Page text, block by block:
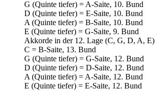
G (Quinte tiefer) = A-Saite, 10. Bund
D (Quinte tiefer) = E-Saite, 10. Bund
A (Quinte tiefer) = B-Saite, 10. Bund
E (Quinte tiefer) = G-Saite, 9. Bund
Akkorde in der 12. Lage (C, G, D, A, E)
C = B-Saite, 13. Bund
G (Quinte tiefer) = G-Saite, 12. Bund
D (Quinte tiefer) = D-Saite, 12. Bund
A (Quinte tiefer) = A-Saite, 12. Bund
E (Quinte tiefer) = E-Saite, 12. Bund